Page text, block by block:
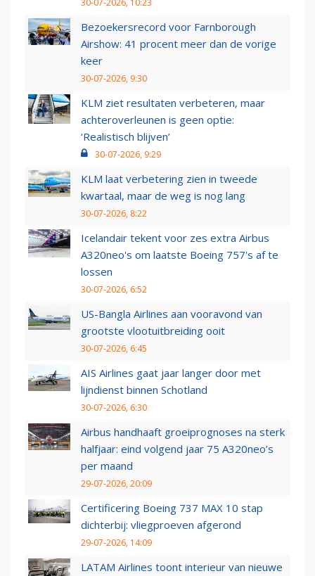
30-07-2026, 10:23
Bezoekersrecord voor Farnborough
Airshow: 41 procent meer dan de vorige
keer
30-07-2026, 9:30
KLM ziet resultaten verbeteren, maar
achteroverleunen is geen optie:
‘Realistisch blijven’
30-07-2026, 9:29
KLM laat verbetering zien in tweede
kwartaal, maar de weg is nog lang
30-07-2026, 8:22
Icelandair tekent voor zes extra Airbus
A320neo's om laatste Boeing 757's af te
lossen
30-07-2026, 6:52
US-Bangla Airlines aan vooravond van
grootste vlootuitbreiding ooit
30-07-2026, 6:45
AIS Airlines gaat jaar langer door met
lijndienst binnen Schotland
30-07-2026, 6:30
Airbus handhaaft groeiprognoses na sterk
halfjaar: eind volgend jaar 75 A320neo’s
per maand
29-07-2026, 20:09
Certificering Boeing 737 MAX 10 stap
dichterbij: vliegproeven afgerond
29-07-2026, 14:09
LATAM Airlines toont interieur van nieuwe